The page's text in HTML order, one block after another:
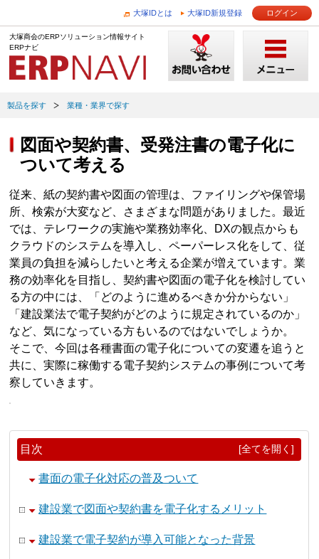
大塚IDとは 大塚ID新規登録 ログイン
大塚商会のERPソリューション情報サイト
ERPナビ
製品を探す 業種・業界で探す
図面や契約書、受発注書の電子化に
ついて考える
従来、紙の契約書や図面の管理は、ファイリングや保管場
所、検索が大変など、さまざまな問題がありました。最近
では、テレワークの実施や業務効率化、DXの観点からも
クラウドのシステムを導入し、ペーパーレス化をして、従
業員の負担を減らしたいと考える企業が増えています。業
務の効率化を目指し、契約書や図面の電子化を検討してい
る方の中には、「どのように進めるべきか分からない」
「建設業法で電子契約がどのように規定されているのか」
など、気になっている方もいるのではないでしょうか。
そこで、今回は各種書面の電子化についての変遷を追うと
共に、実際に稼働する電子契約システムの事例について考
察していきます。
目次 [全てを開く]
書面の電子化対応の普及ついて
建設業で図面や契約書を電子化するメリット
建設業で電子契約が導入可能となった背景